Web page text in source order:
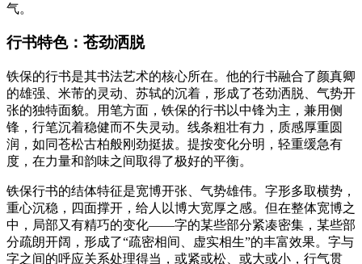
气。
行书特色：苍劲洒脱
铁保的行书是其书法艺术的核心所在。他的行书融合了颜真卿
的雄强、米芾的灵动、苏轼的沉着，形成了苍劲洒脱、气势开
张的独特面貌。用笔方面，铁保的行书以中锋为主，兼用侧
锋，行笔沉着稳健而不失灵动。线条粗壮有力，质感厚重圆
润，如同苍松古柏般刚劲挺拔。提按变化分明，轻重缓急有
度，在力量和韵味之间取得了极好的平衡。
铁保行书的结体特征是宽博开张、气势雄伟。字形多取横势，
重心沉稳，四面撑开，给人以博大宽厚之感。但在整体宽博之
中，局部又有精巧的变化——字的某些部分紧凑密集，某些部
分疏朗开阔，形成了“疏密相间、虚实相生”的丰富效果。字与
字之间的呼应关系处理得当，或紧或松、或大或小，行气贯